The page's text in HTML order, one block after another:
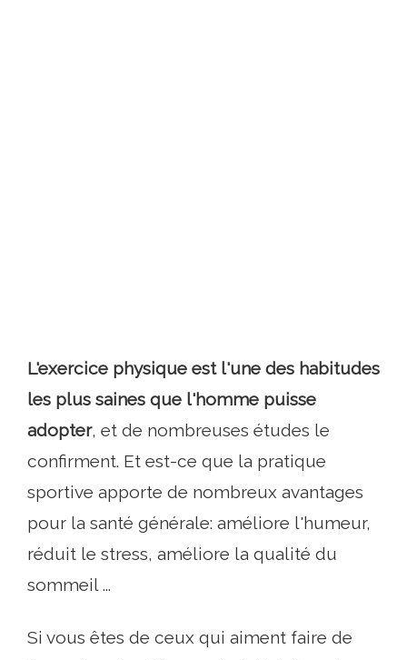
L'exercice physique est l'une des habitudes
les plus saines que l'homme puisse
adopter, et de nombreuses études le
confirment. Et est-ce que la pratique
sportive apporte de nombreux avantages
pour la santé générale: améliore l'humeur,
réduit le stress, améliore la qualité du
sommeil ...
Si vous êtes de ceux qui aiment faire de